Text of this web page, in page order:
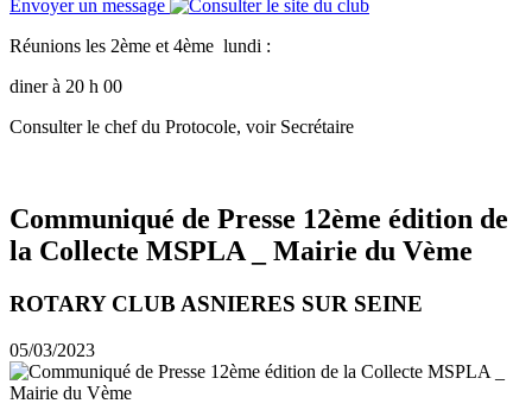
Envoyer un message
Réunions les 2ème et 4ème lundi :
diner à 20 h 00
Consulter le chef du Protocole, voir Secrétaire
Communiqué de Presse 12ème édition de
la Collecte MSPLA _ Mairie du Vème
ROTARY CLUB ASNIERES SUR SEINE
05/03/2023